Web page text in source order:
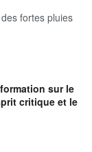
fortes pluies
sur le
critique et le